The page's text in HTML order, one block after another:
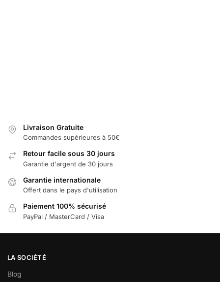
Livraison Gratuite
Commandes supérieures à 50€
Retour facile sous 30 jours
Garantie d'argent de 30 jours
Garantie internationale
Offert dans le pays d'utilisation
Paiement 100% sécurisé
PayPal / MasterCard / Visa
LA SOCIÉTÉ
Blog